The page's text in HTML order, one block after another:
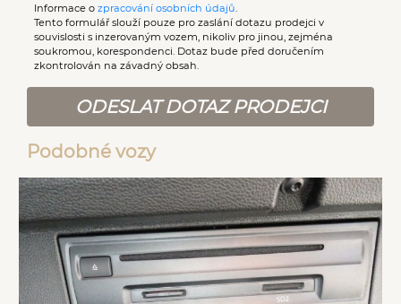
Informace o zpracování osobních údajů
Tento formulář slouží pouze pro zaslání dotazu prodejci v
souvislosti s inzerovaným vozem, nikoliv pro jinou, zejména
soukromou, korespondenci. Dotaz bude před doručením
zkontrolován na závadný obsah.
ODESLAT DOTAZ PRODEJCI
Podobné vozy